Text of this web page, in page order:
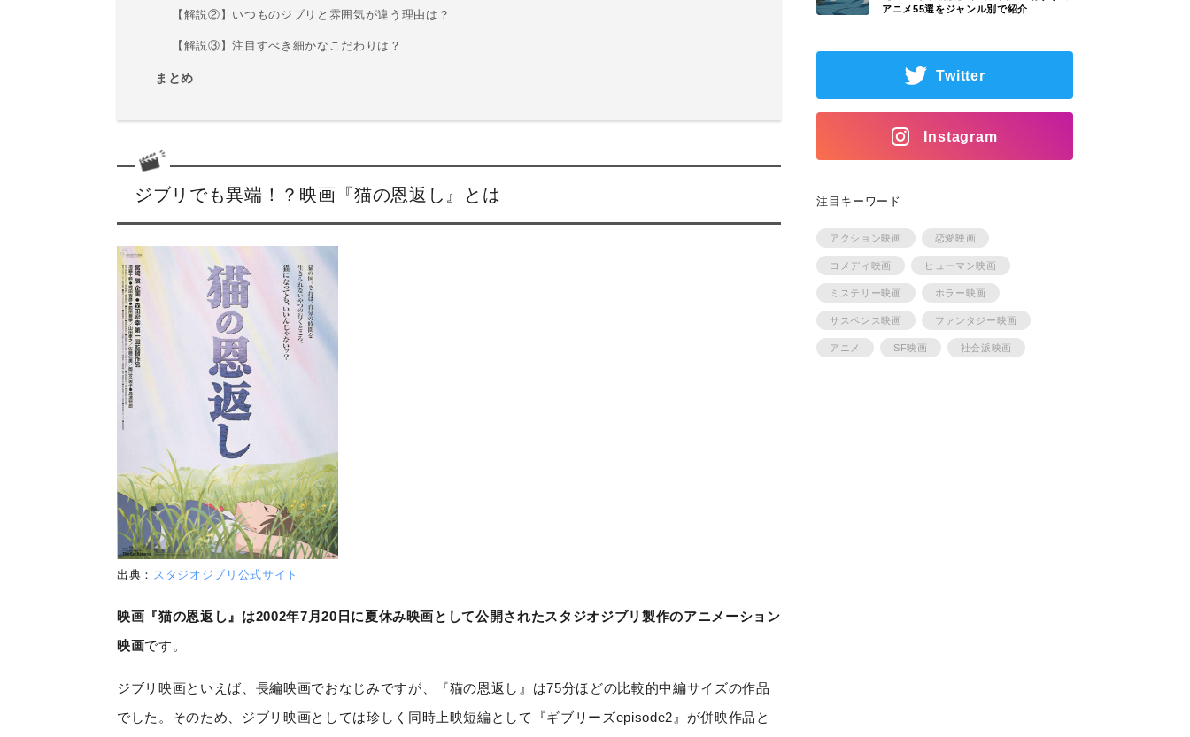
【解説②】いつものジブリと雰囲気が違う理由は？
【解説③】注目すべき細かなこだわりは？
まとめ
ジブリでも異端！？映画『猫の恩返し』とは
出典： スタジオジブリ公式サイト
映画『猫の恩返し』は2002年7月20日に夏休み映画として公開されたスタジオジブリ製作のアニメーション
映画です。
ジブリ映画といえば、長編映画でおなじみですが、『猫の恩返し』は75分ほどの比較的中編サイズの作品
でした。そのため、ジブリ映画としては珍しく同時上映短編として『ギブリーズepisode2』が併映作品と
アニメ55選をジャンル別で紹介
Twitter
Instagram
注目キーワード
アクション映画 恋愛映画
コメディ映画 ヒューマン映画
ミステリー映画 ホラー映画
サスペンス映画 ファンタジー映画
アニメ SF映画 社会派映画